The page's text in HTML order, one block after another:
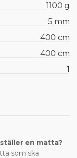
1100 g
5 mm
400 cm
400 cm
1
en matta?
som ska